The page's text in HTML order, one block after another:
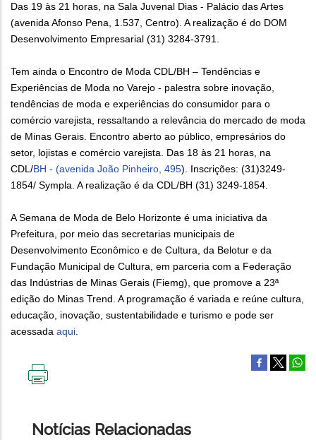
Das 19 às 21 horas, na Sala Juvenal Dias - Palácio das Artes
(avenida Afonso Pena, 1.537, Centro). A realização é do DOM
Desenvolvimento Empresarial (31) 3284-3791.
Tem ainda o Encontro de Moda CDL/BH – Tendências e
Experiências de Moda no Varejo - palestra sobre inovação,
tendências de moda e experiências do consumidor para o
comércio varejista, ressaltando a relevância do mercado de moda
de Minas Gerais. Encontro aberto ao público, empresários do
setor, lojistas e comércio varejista. Das 18 às 21 horas, na
CDL/BH - (avenida João Pinheiro, 495). Inscrições: (31)3249-
1854/ Sympla. A realização é da CDL/BH (31) 3249-1854.
A Semana de Moda de Belo Horizonte é uma iniciativa da
Prefeitura, por meio das secretarias municipais de
Desenvolvimento Econômico e de Cultura, da Belotur e da
Fundação Municipal de Cultura, em parceria com a Federação
das Indústrias de Minas Gerais (Fiemg), que promove a 23ª
edição do Minas Trend. A programação é variada e reúne cultura,
educação, inovação, sustentabilidade e turismo e pode ser
acessada aqui.
Notícias Relacionadas